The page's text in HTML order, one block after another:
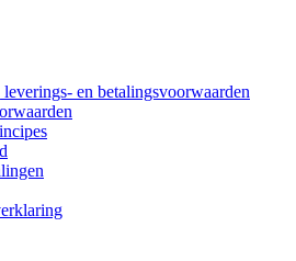
en betalingsvoorwaarden